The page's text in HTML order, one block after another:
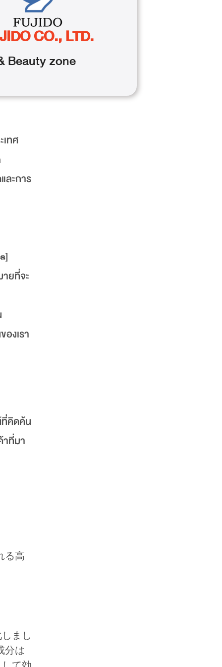
CO., LTD.
Beautyzone
ทศ
ละการ
ยที่จะ
งเรา
ที่คิดค้น
ที่มา
る高
まし
分は